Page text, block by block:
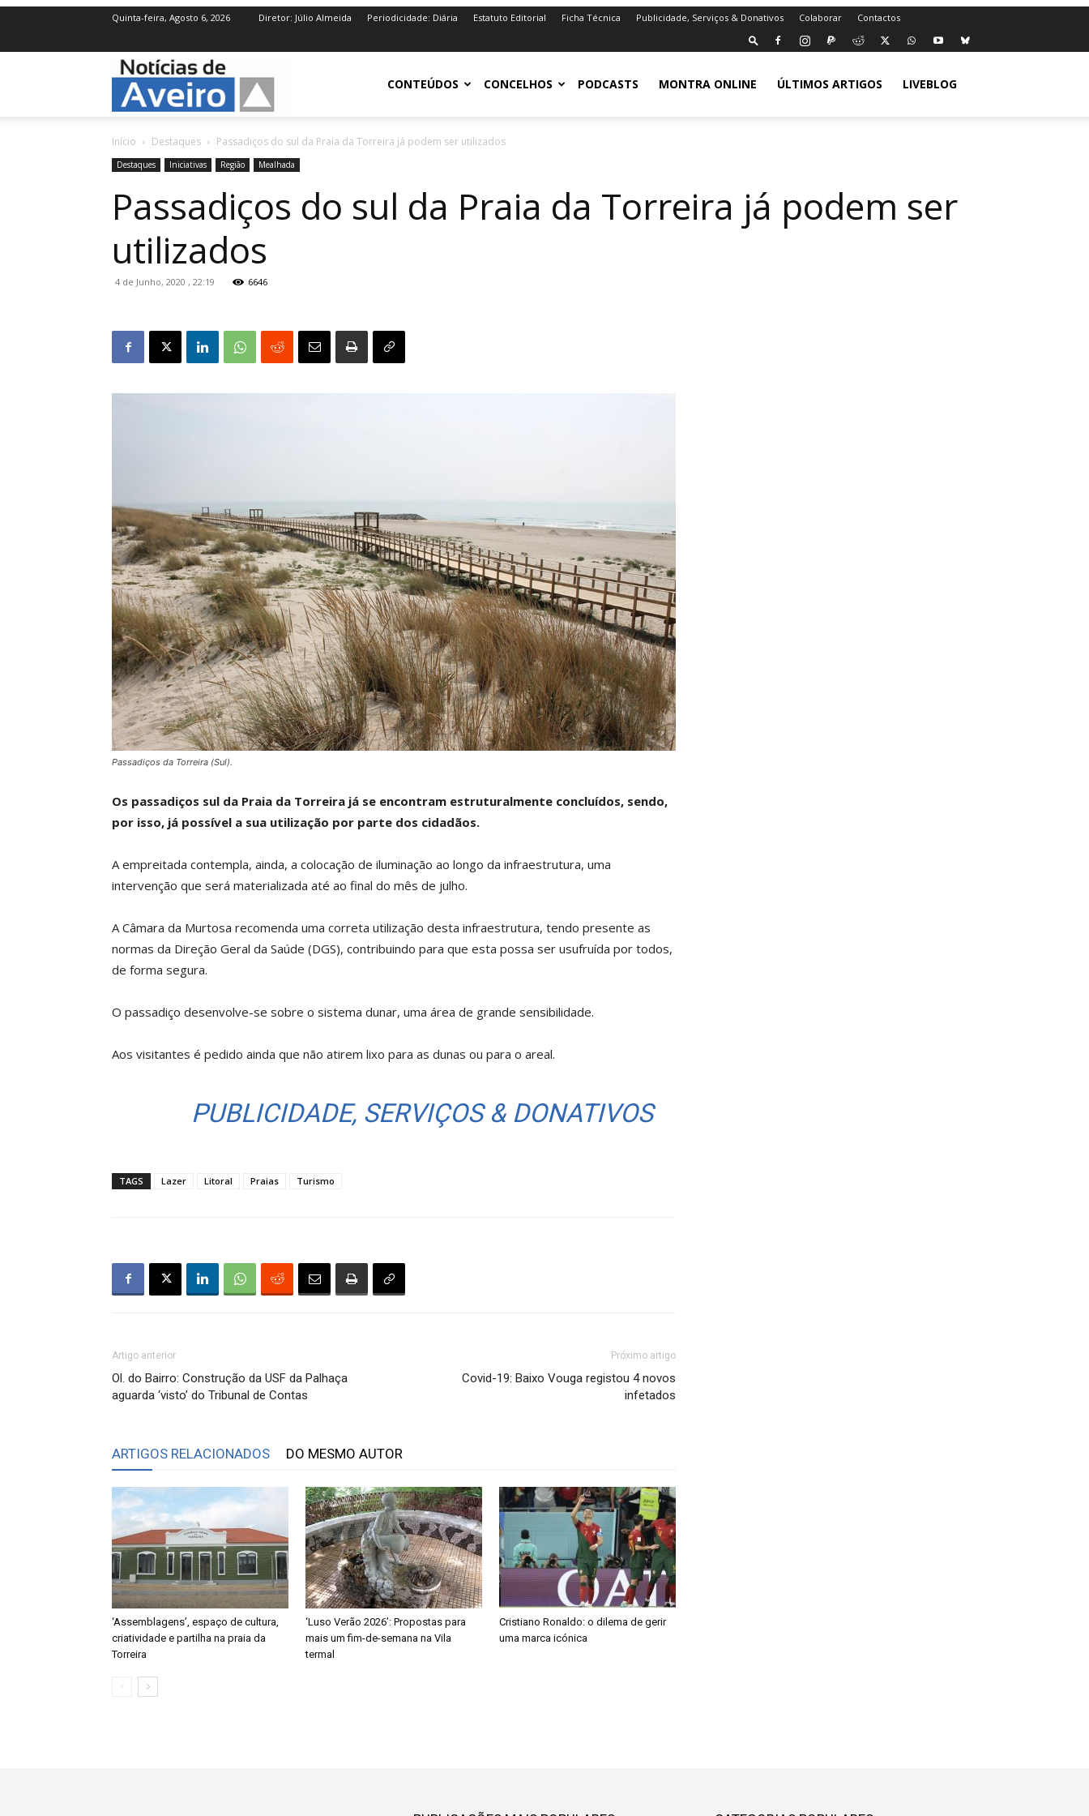
Quinta-feira, Agosto 6, 2026 Diretor: Júlio Almeida Periodicidade: Diária Estatuto Editorial Ficha Técnica Publicidade, Serviços & Donativos Colaborar Contactos
NotíciasdeAveiro.ptCONTEÚDOS CONCELHOS PODCASTS MONTRA ONLINE ÚLTIMOS ARTIGOS LIVEBLOG
Início Destaques Passadiços do sul da Praia da Torreira já podem ser utilizados
Destaques Iniciativas Região Mealhada
Passadiços do sul da Praia da Torreira já podem ser
utilizados
4 de Junho, 2020 , 22:19 6646
Passadiços da Torreira (Sul).
Os passadiços sul da Praia da Torreira já se encontram estruturalmente concluídos, sendo,
por isso, já possível a sua utilização por parte dos cidadãos.
A empreitada contempla, ainda, a colocação de iluminação ao longo da infraestrutura, uma
intervenção que será materializada até ao final do mês de julho.
A Câmara da Murtosa recomenda uma correta utilização desta infraestrutura, tendo presente as
normas da Direção Geral da Saúde (DGS), contribuindo para que esta possa ser usufruída por todos,
de forma segura.
O passadiço desenvolve-se sobre o sistema dunar, uma área de grande sensibilidade.
Aos visitantes é pedido ainda que não atirem lixo para as dunas ou para o areal.
PUBLICIDADE, SERVIÇOS & DONATIVOS
TAGS Lazer Litoral Praias Turismo
Artigo anterior
Ol. do Bairro: Construção da USF da Palhaça
aguarda ‘visto’ do Tribunal de Contas
Próximo artigo
Covid-19: Baixo Vouga registou 4 novos
infetados
ARTIGOS RELACIONADOS DO MESMO AUTOR
‘Assemblagens’, espaço de cultura,
criatividade e partilha na praia da
Torreira
‘Luso Verão 2026’: Propostas para
mais um fim-de-semana na Vila
termal
Cristiano Ronaldo: o dilema de gerir
uma marca icónica